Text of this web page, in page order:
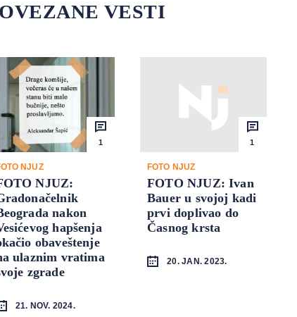
VESTI
1
NJUZ
NJUZ:
nakon
hapšenja
obaveštenje
ulaznim vratima
zgrade
21. NOV. 2024.
1
FOTO NJUZ
FOTO NJUZ: Ivan
Bauer u svojoj kadi
prvi doplivao do
Časnog krsta
20. JAN. 2023.